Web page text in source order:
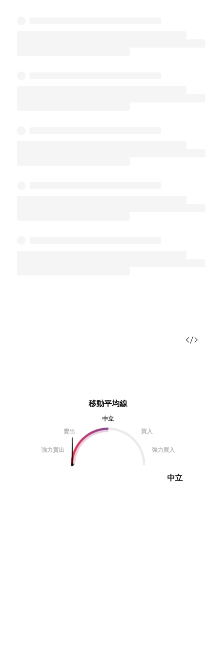
移動平均線
中立
賣出
買入
強力賣出 強力買入
中立